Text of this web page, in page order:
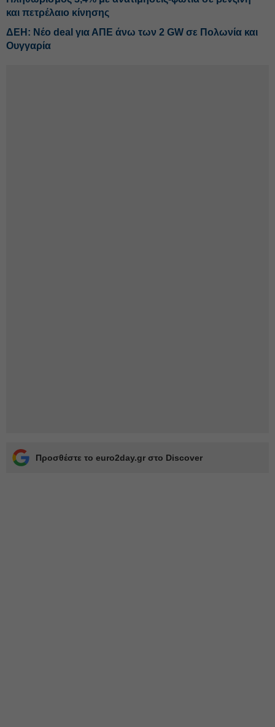
και πετρέλαιο κίνησης
ΔΕΗ: Νέο deal για ΑΠΕ άνω των 2 GW σε Πολωνία και
Ουγγαρία
Προσθέστε το euro2day.gr στο Discover